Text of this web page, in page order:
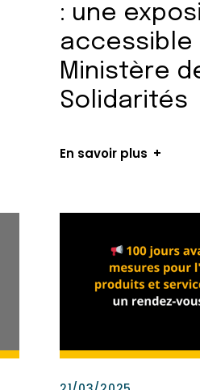
: une
Ministère
Solidarités
En savoir plus